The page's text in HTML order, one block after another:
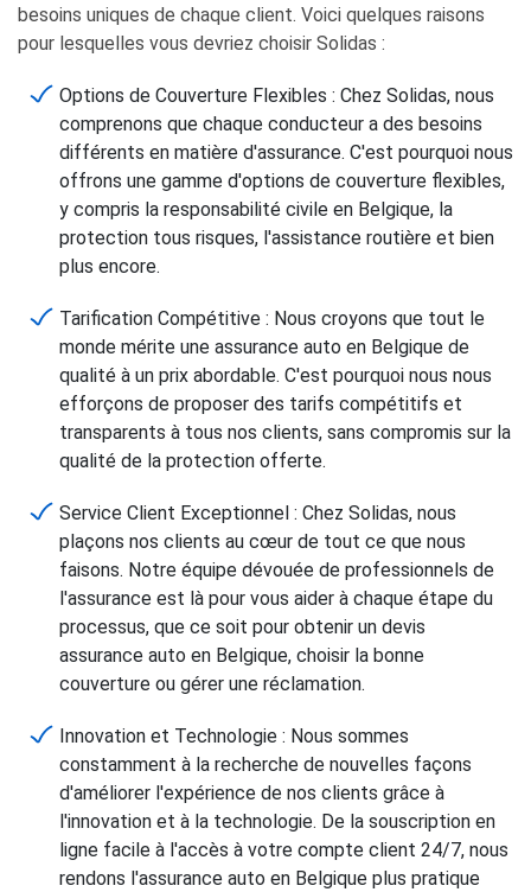
besoins uniques de chaque client. Voici quelques raisons
pour lesquelles vous devriez choisir Solidas :
Options de Couverture Flexibles : Chez Solidas, nous
comprenons que chaque conducteur a des besoins
différents en matière d'assurance. C'est pourquoi nous
offrons une gamme d'options de couverture flexibles,
y compris la responsabilité civile en Belgique, la
protection tous risques, l'assistance routière et bien
plus encore.
Tarification Compétitive : Nous croyons que tout le
monde mérite une assurance auto en Belgique de
qualité à un prix abordable. C'est pourquoi nous nous
efforçons de proposer des tarifs compétitifs et
transparents à tous nos clients, sans compromis sur la
qualité de la protection offerte.
Service Client Exceptionnel : Chez Solidas, nous
plaçons nos clients au cœur de tout ce que nous
faisons. Notre équipe dévouée de professionnels de
l'assurance est là pour vous aider à chaque étape du
processus, que ce soit pour obtenir un devis
assurance auto en Belgique, choisir la bonne
couverture ou gérer une réclamation.
Innovation et Technologie : Nous sommes
constamment à la recherche de nouvelles façons
d'améliorer l'expérience de nos clients grâce à
l'innovation et à la technologie. De la souscription en
ligne facile à l'accès à votre compte client 24/7, nous
rendons l'assurance auto en Belgique plus pratique